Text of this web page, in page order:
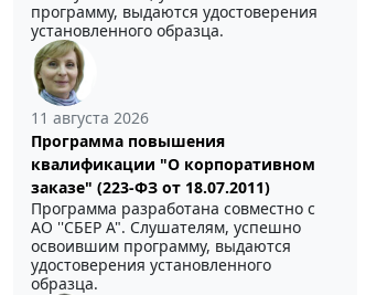
программу, выдаются удостоверения
установленного образца.
11 августа 2026
Программа повышения
квалификации "О корпоративном
заказе" (223-ФЗ от 18.07.2011)
Программа разработана совместно с
АО ''СБЕР А". Слушателям, успешно
освоившим программу, выдаются
удостоверения установленного
образца.